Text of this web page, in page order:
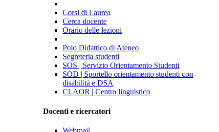
Corsi di Laurea
Cerca docente
Orario delle lezioni
Polo Didattico di Ateneo
Segreteria studenti
SOS | Servizio Orientamento Studenti
SOD | Sportello orientamento studenti con
disabilità e DSA
CLAOR | Centro linguistico
Docenti e ricercatori
Webmail